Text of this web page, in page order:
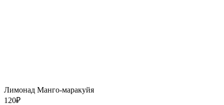
Лимонад Манго-маракуйя
120₽